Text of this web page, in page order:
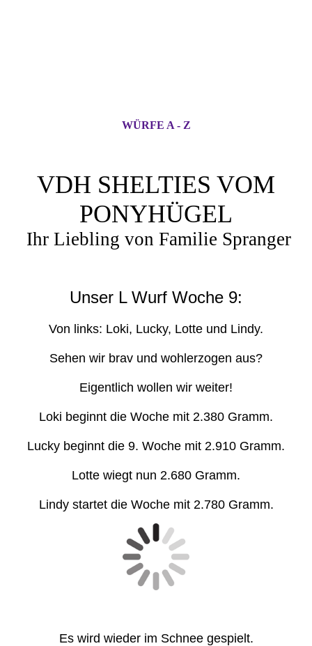
WÜRFE A - Z
VDH SHELTIES VOM
PONYHÜGEL
Ihr Liebling von Familie Spranger
Unser L Wurf Woche 9:
Von links: Loki, Lucky, Lotte und Lindy.
Sehen wir brav und wohlerzogen aus?
Eigentlich wollen wir weiter!
Loki beginnt die Woche mit 2.380 Gramm.
Lucky beginnt die 9. Woche mit 2.910 Gramm.
Lotte wiegt nun 2.680 Gramm.
Lindy startet die Woche mit 2.780 Gramm.
Es wird wieder im Schnee gespielt.